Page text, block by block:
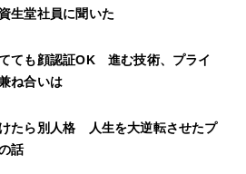
生堂社員に聞いた
ても顔認証OK 進む技術、プライ
ね合いは
たら別人格 人生を大逆転させたプ
話